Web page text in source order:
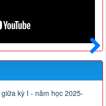
Sau
kỳ I - năm học 2025-